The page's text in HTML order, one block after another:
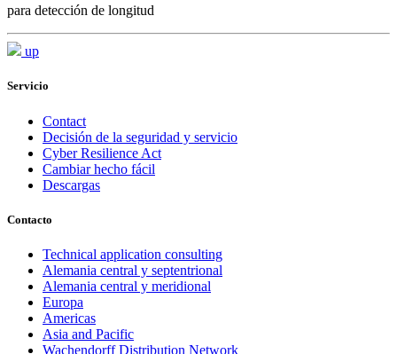
para detección de longitud
up
Servicio
Contact
Decisión de la seguridad y servicio
Cyber Resilience Act
Cambiar hecho fácil
Descargas
Contacto
Technical application consulting
Alemania central y septentrional
Alemania central y meridional
Europa
Americas
Asia and Pacific
Wachendorff Distribution Network